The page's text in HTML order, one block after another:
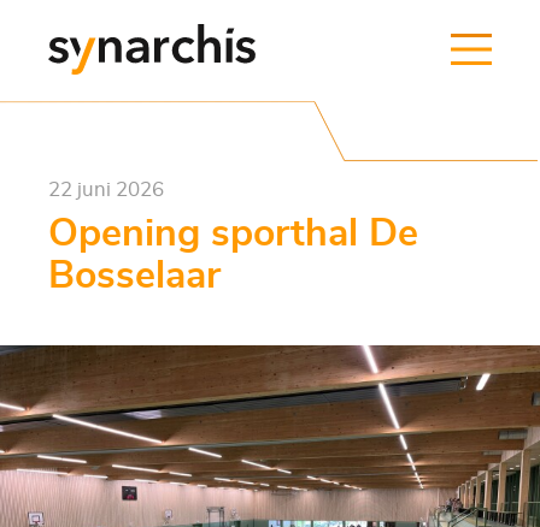
22 juni 2026
Opening sporthal De
Bosselaar